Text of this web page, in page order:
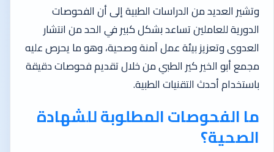
وتشير العديد من الدراسات الطبية إلى أن الفحوصات
الدورية للعاملين تساعد بشكل كبير في الحد من انتشار
العدوى وتعزيز بيئة عمل آمنة وصحية، وهو ما يحرص عليه
مجمع أبو الخير كير الطبي من خلال تقديم فحوصات دقيقة
باستخدام أحدث التقنيات الطبية.
ما الفحوصات المطلوبة للشهادة
الصحية؟